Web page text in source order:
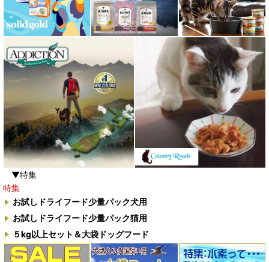
▼特集
特集
お試しドライフード少量パック犬用
お試しドライフード少量パック猫用
５kg以上セット＆大袋ドッグフード